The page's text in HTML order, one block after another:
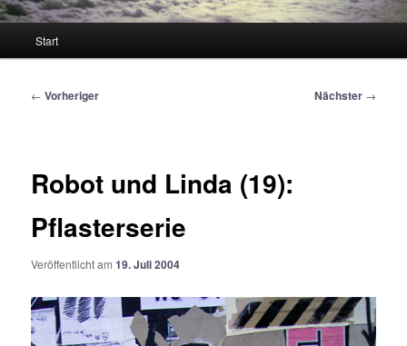
Start
Beitragsnavigation
← Vorheriger Nächster →
Robot und Linda (19):
Pflasterserie
Veröffentlicht am19. Juli 2004